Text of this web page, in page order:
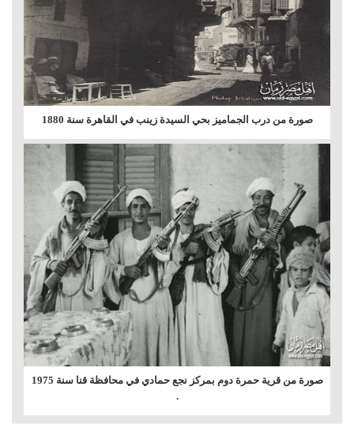
صورة من درب الجماميز بحي السيدة زينب في القاهرة سنة 1880
صورة من قرية حمرة دوم بمركز نجع حمادي في محافظة قنا سنة 1975
.